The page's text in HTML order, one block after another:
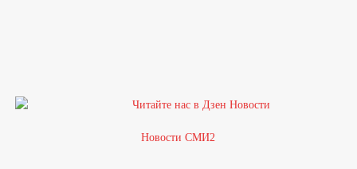
Новости СМИ2